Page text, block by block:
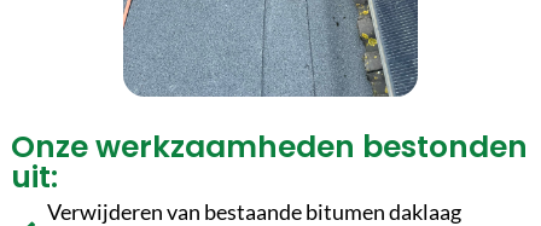
Onze werkzaamheden bestonden
uit:
Verwijderen van bestaande bitumen daklaag